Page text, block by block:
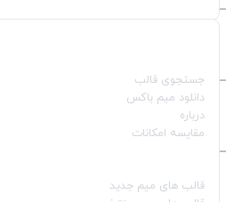
جستجوی قالب
دانلود میم باکس
درباره
مقایسه امکانات
قالب‌ های میم جدید